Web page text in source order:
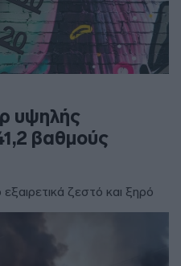
υψηλής
βαθμούς
ζεστό και ξηρό